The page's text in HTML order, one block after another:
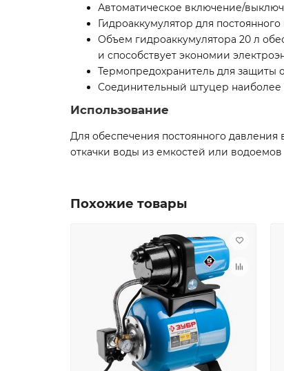
Автоматическое включение/
Гидроаккумулятор для
Объем гидроаккумулятора 20 л
и способствует экономии
Термопредохранитель для защиты
Соединительный штуцер наиболее
Использование
Для обеспечения постоянного
откачки воды из емкостей или водоемов
Похожие товары